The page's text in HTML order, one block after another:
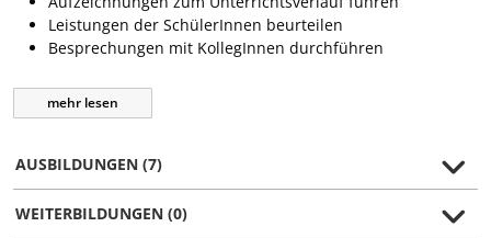
Leistungen der SchülerInnen beurteilen
Besprechungen mit KollegInnen durchführen
mehr lesen
AUSBILDUNGEN (7)
WEITERBILDUNGEN (0)